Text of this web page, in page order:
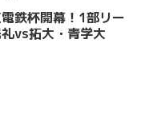
電鉄杯開幕！1部リー
vs拓大・青学大